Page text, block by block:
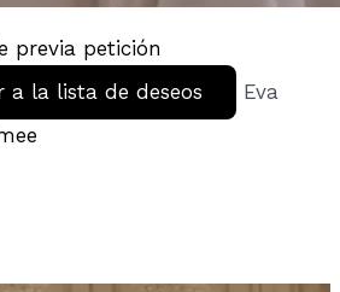
previa petición
a la lista de deseos
Eva